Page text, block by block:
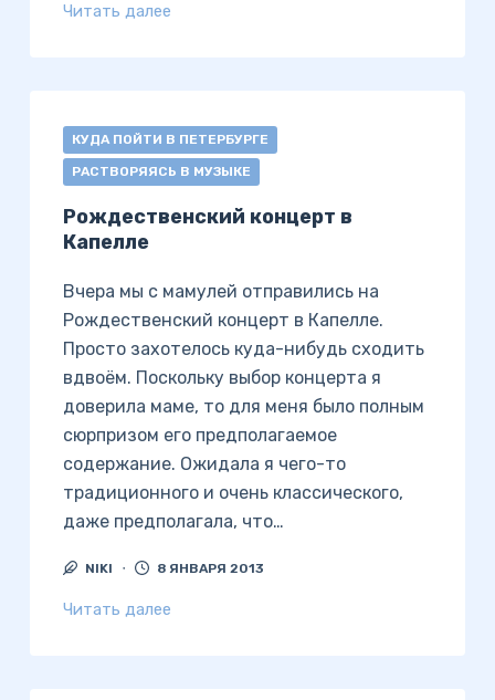
Читать далее
КУДА ПОЙТИ В ПЕТЕРБУРГЕ
РАСТВОРЯЯСЬ В МУЗЫКЕ
Рождественский концерт в
Капелле
Вчера мы с мамулей отправились на
Рождественский концерт в Капелле.
Просто захотелось куда-нибудь сходить
вдвоём. Поскольку выбор концерта я
доверила маме, то для меня было полным
сюрпризом его предполагаемое
содержание. Ожидала я чего-то
традиционного и очень классического,
даже предполагала, что…
NIKI 8 ЯНВАРЯ 2013
Читать далее